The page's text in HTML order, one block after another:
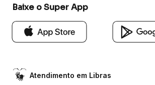
Baixe o Super App
Atendimento em Libras